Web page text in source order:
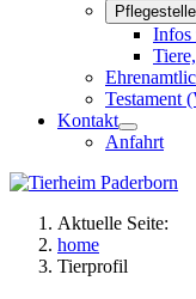
Infos
Testament
Kontakt
Anfahrt
Aktuelle Seite:
home
Tierprofil